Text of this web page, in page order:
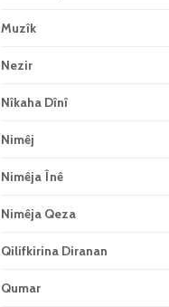
Muzîk
Nezir
Nîkaha Dînî
Nimêj
Nimêja Înê
Nimêja Qeza
Qilifkirina Diranan
Qumar